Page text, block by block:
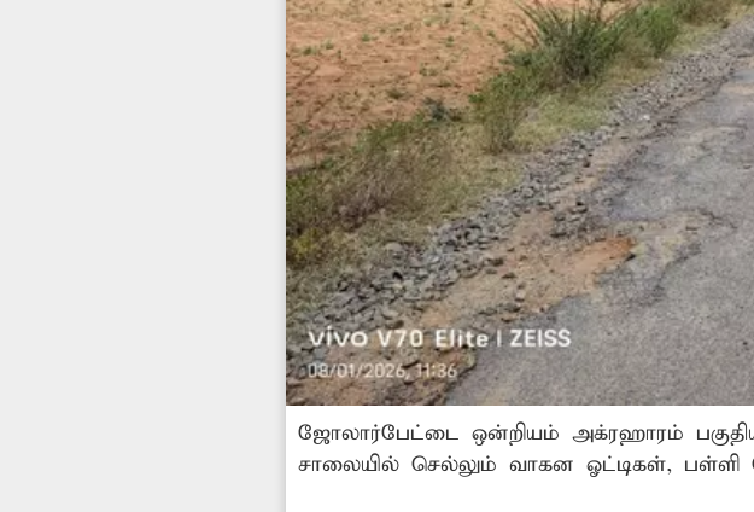
ஜோலார்பேட்டை ஒன்றியம் அக்ரஹாரம்
சாலையில் செல்லும் வாகன ஓட்டிகள்,
அவதிப்படுகின்றனர். குண்டும் குழியுமாக